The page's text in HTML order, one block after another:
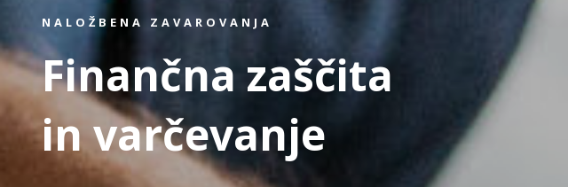
NALOŽBENA ZAVAROVANJA
Finančna zaščita
in varčevanje